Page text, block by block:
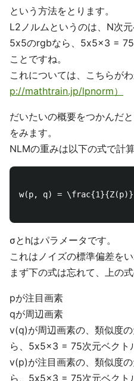
という方法をとります。
L2ノルムというのは、N次元
5x5のrgbなら、5x5x3 = 75
ことですね。
これについては、こちらが
p://mathtrain.jp/lpnorm）
だいたいの概要をつかんだ
をみます。
NLMの重みは以下の式で計算
w(p, q) =
σとhはパラメータです。
これはノイズの標準偏差を
まず下の式は忘れて、上の
pが注目画素
qが周辺画素
v(q)が周辺画素の、類似度
ら、5x5x3 = 75次元ベクト
v(p)が注目画素の、類似度
ら、5x5x3 = 75次元ベクト